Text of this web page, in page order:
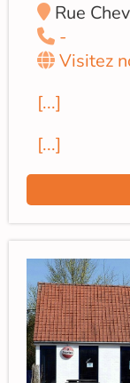
Rue
-
Visitez
[...]
[...]